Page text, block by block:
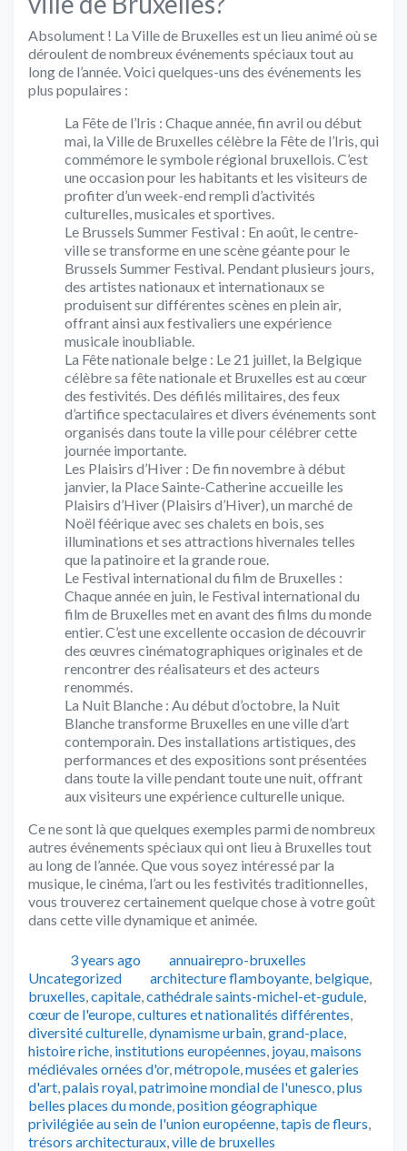
Absolument ! La Ville de Bruxelles est un lieu animé où se
déroulent de nombreux événements spéciaux tout au
long de l’année. Voici quelques-uns des événements les
plus populaires :
La Fête de l’Iris : Chaque année, fin avril ou début
mai, la Ville de Bruxelles célèbre la Fête de l’Iris, qui
commémore le symbole régional bruxellois. C’est
une occasion pour les habitants et les visiteurs de
profiter d’un week-end rempli d’activités
culturelles, musicales et sportives.
Le Brussels Summer Festival : En août, le centre-
ville se transforme en une scène géante pour le
Brussels Summer Festival. Pendant plusieurs jours,
des artistes nationaux et internationaux se
produisent sur différentes scènes en plein air,
offrant ainsi aux festivaliers une expérience
musicale inoubliable.
La Fête nationale belge : Le 21 juillet, la Belgique
célèbre sa fête nationale et Bruxelles est au cœur
des festivités. Des défilés militaires, des feux
d’artifice spectaculaires et divers événements sont
organisés dans toute la ville pour célébrer cette
journée importante.
Les Plaisirs d’Hiver : De fin novembre à début
janvier, la Place Sainte-Catherine accueille les
Plaisirs d’Hiver (Plaisirs d’Hiver), un marché de
Noël féérique avec ses chalets en bois, ses
illuminations et ses attractions hivernales telles
que la patinoire et la grande roue.
Le Festival international du film de Bruxelles :
Chaque année en juin, le Festival international du
film de Bruxelles met en avant des films du monde
entier. C’est une excellente occasion de découvrir
des œuvres cinématographiques originales et de
rencontrer des réalisateurs et des acteurs
renommés.
La Nuit Blanche : Au début d’octobre, la Nuit
Blanche transforme Bruxelles en une ville d’art
contemporain. Des installations artistiques, des
performances et des expositions sont présentées
dans toute la ville pendant toute une nuit, offrant
aux visiteurs une expérience culturelle unique.
Ce ne sont là que quelques exemples parmi de nombreux
autres événements spéciaux qui ont lieu à Bruxelles tout
au long de l’année. Que vous soyez intéressé par la
musique, le cinéma, l’art ou les festivités traditionnelles,
vous trouverez certainement quelque chose à votre goût
dans cette ville dynamique et animée.
Publié3 years ago Auteur
annuairepro-bruxelles
Uncategorized
Tags
architecture flamboyante, belgique,
bruxelles,capitale,cathédrale saints-michel-et-gudule,
cœur de l'europe,cultures et nationalités différentes,
diversité culturelle,dynamisme urbain,grand-place,
histoire riche, institutions européennes, joyau,maisons
médiévales ornées d'or,métropole,musées et galeries
d'art,palais royal,patrimoine mondial de l'unesco,plus
belles places du monde,position géographique
privilégiée au sein de l'union européenne,tapis de fleurs,
trésors architecturaux,ville de bruxelles